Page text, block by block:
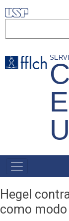
Pular
para
principal
MENU
PRIMÁRIO
Hegel
como